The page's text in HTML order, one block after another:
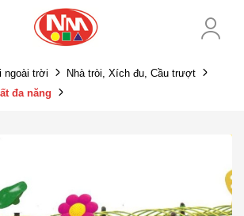
ngoài trời
Nhà tròi, Xích đu, Cầu trượt
đa năng